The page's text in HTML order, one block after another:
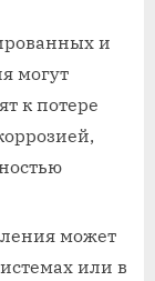
и
могут
к потере
может
или в